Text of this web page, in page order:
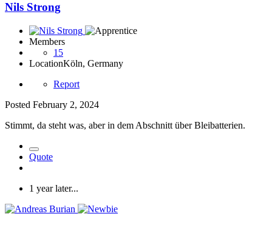
Nils Strong
Members
15
LocationKöln, Germany
Report
Posted February 2, 2024
Stimmt, da steht was, aber in dem Abschnitt über Bleibatterien.
Quote
1 year later...